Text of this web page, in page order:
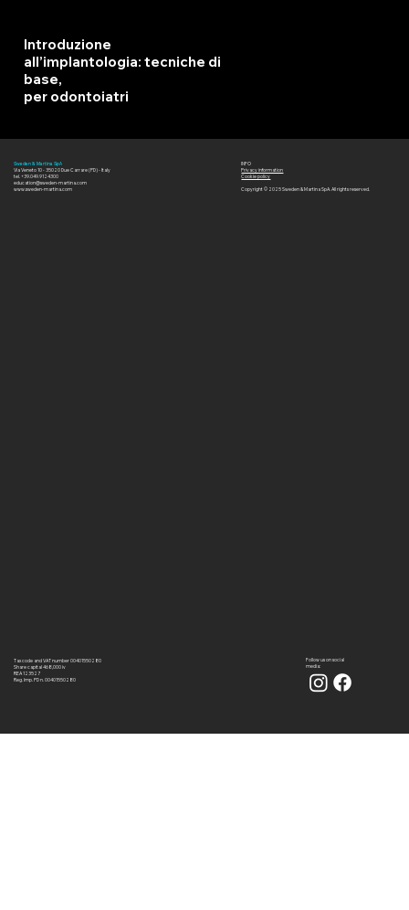
Introduzione
all’implantologia: tecniche di
base,
per odontoiatri
13/11/26
Sweden & Martina SpA
Via Veneto 10 - 35020 Due Carrare (PD) - Italy
tel. +39.049.9124300
education@sweden-martina.com
www.sweden-martina.com
Tax code and VAT number 00401550280
Share capital 468,000 iv
REA 123527
Reg. Imp. PD n. 00401550280
INFO
Privacy information
Cookie policy
Copyright © 2025 Sweden & Martina SpA. All rights reserved.
Follow us on social
media: